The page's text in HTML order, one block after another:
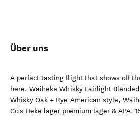
Über uns
A perfect tasting flight that shows off
here. Waiheke Whisky Fairlight
Whisky Oak + Rye American style,
Co's Heke lager premium lager & APA.